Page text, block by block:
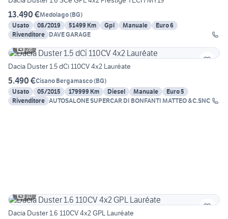
13.490 €Medolago(BG)
Usato
08/2019 51499 Km Gpl Manuale
Euro 6
Rivenditore DAVE GARAGE
28
Dacia Duster 1.5 dCi 110CV 4x2 Lauréate
5.490 €Cisano Bergamasco(BG)
Usato
05/2015 179999 Km Diesel Manuale
Euro 5
Rivenditore AUTOSALONE SUPERCAR DI BONFANTI MATTEO &C.SNC
10
Dacia Duster 1.6 110CV 4x2 GPL Lauréate